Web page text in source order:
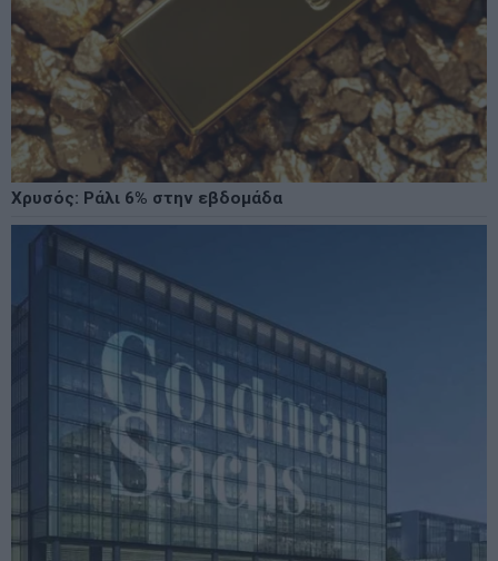
Χρυσός: Ράλι 6% στην εβδομάδα